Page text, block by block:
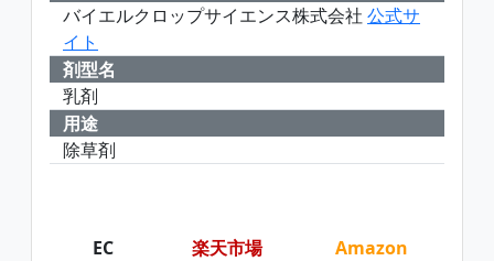
バイエルクロップサイエンス株式会社 公式サ
イト
剤型名
乳剤
用途
除草剤
EC 楽天市場 Amazon